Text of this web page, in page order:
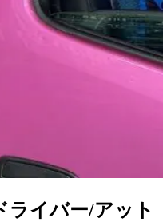
ライバー/アット